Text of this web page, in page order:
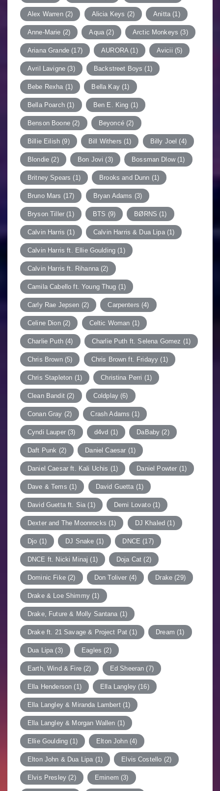
Alex Warren(2) Alicia Keys (2) Anitta (1)
Anne-Marie (2) Aqua (2) Arctic Monkeys (3)
Ariana Grande (17) AURORA(1) Avicii (5)
Avril Lavigne (3) Backstreet Boys (1)
Bebe Rexha (1) Bella Kay(1)
Bella Poarch(1) Ben E. King (1)
Benson Boone(2) Beyoncé(2)
Billie Eilish (9) Bill Withers (1) Billy Joel (4)
Blondie (2) Bon Jovi (3) Bossman Dlow(1)
Britney Spears (1) Brooks and Dunn (1)
Bruno Mars (17) Bryan Adams (3)
Bryson Tiller (1) BTS (9) BØRNS (1)
Calvin Harris (1) Calvin Harris & Dua Lipa(1)
Calvin Harris ft. Ellie Goulding (1)
Calvin Harris ft. Rihanna (2)
Camila Cabello ft. Young Thug (1)
Carly Rae Jepsen (2) Carpenters (4)
Celine Dion(2) Celtic Woman (1)
Charlie Puth(4) Charlie Puth ft. Selena Gomez (1)
Chris Brown(5) Chris Brown ft. Fridayy (1)
Chris Stapleton (1) Christina Perri (1)
Clean Bandit(2) Coldplay (6)
Conan Gray (2) Crash Adams (1)
Cyndi Lauper(3) d4vd (1) DaBaby (2)
Daft Punk (2) Daniel Caesar (1)
Daniel Caesar ft. Kali Uchis (1) Daniel Powter (1)
Dave & Tems (1) David Guetta (1)
David Guetta ft. Sia (1) Demi Lovato(1)
Dexter and The Moonrocks (1) DJ Khaled (1)
Djo (1) DJ Snake (1) DNCE (17)
DNCE ft. Nicki Minaj (1) Doja Cat (2)
Dominic Fike(2) Don Toliver (4) Drake (29)
Drake & Loe Shimmy(1)
Drake, Future & Molly Santana (1)
Drake ft. 21 Savage & Project Pat (1) Dream (1)
Dua Lipa (3) Eagles (2)
Earth, Wind & Fire(2) Ed Sheeran (7)
Ella Henderson (1) Ella Langley(16)
Ella Langley & Miranda Lambert(1)
Ella Langley & Morgan Wallen (1)
Ellie Goulding (1) Elton John(4)
Elton John & Dua Lipa (1) Elvis Costello (2)
Elvis Presley (2) Eminem (3)